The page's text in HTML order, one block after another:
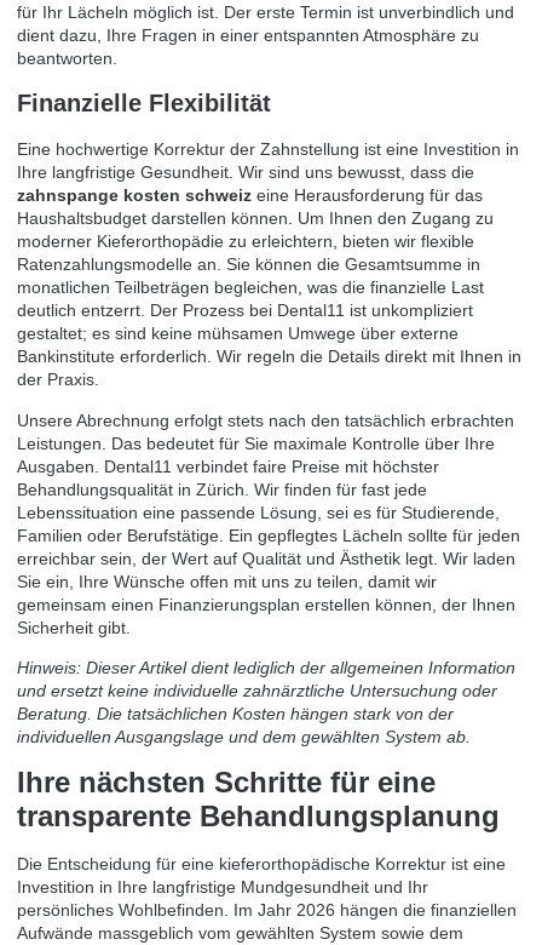
für Ihr Lächeln möglich ist. Der erste Termin ist unverbindlich und
dient dazu, Ihre Fragen in einer entspannten Atmosphäre zu
beantworten.
Finanzielle Flexibilität
Eine hochwertige Korrektur der Zahnstellung ist eine Investition in
Ihre langfristige Gesundheit. Wir sind uns bewusst, dass die
zahnspange kosten schweiz eine Herausforderung für das
Haushaltsbudget darstellen können. Um Ihnen den Zugang zu
moderner Kieferorthopädie zu erleichtern, bieten wir flexible
Ratenzahlungsmodelle an. Sie können die Gesamtsumme in
monatlichen Teilbeträgen begleichen, was die finanzielle Last
deutlich entzerrt. Der Prozess bei Dental11 ist unkompliziert
gestaltet; es sind keine mühsamen Umwege über externe
Bankinstitute erforderlich. Wir regeln die Details direkt mit Ihnen in
der Praxis.
Unsere Abrechnung erfolgt stets nach den tatsächlich erbrachten
Leistungen. Das bedeutet für Sie maximale Kontrolle über Ihre
Ausgaben. Dental11 verbindet faire Preise mit höchster
Behandlungsqualität in Zürich. Wir finden für fast jede
Lebenssituation eine passende Lösung, sei es für Studierende,
Familien oder Berufstätige. Ein gepflegtes Lächeln sollte für jeden
erreichbar sein, der Wert auf Qualität und Ästhetik legt. Wir laden
Sie ein, Ihre Wünsche offen mit uns zu teilen, damit wir
gemeinsam einen Finanzierungsplan erstellen können, der Ihnen
Sicherheit gibt.
Hinweis: Dieser Artikel dient lediglich der allgemeinen Information
und ersetzt keine individuelle zahnärztliche Untersuchung oder
Beratung. Die tatsächlichen Kosten hängen stark von der
individuellen Ausgangslage und dem gewählten System ab.
Ihre nächsten Schritte für eine
transparente Behandlungsplanung
Die Entscheidung für eine kieferorthopädische Korrektur ist eine
Investition in Ihre langfristige Mundgesundheit und Ihr
persönliches Wohlbefinden. Im Jahr 2026 hängen die finanziellen
Aufwände massgeblich vom gewählten System sowie dem